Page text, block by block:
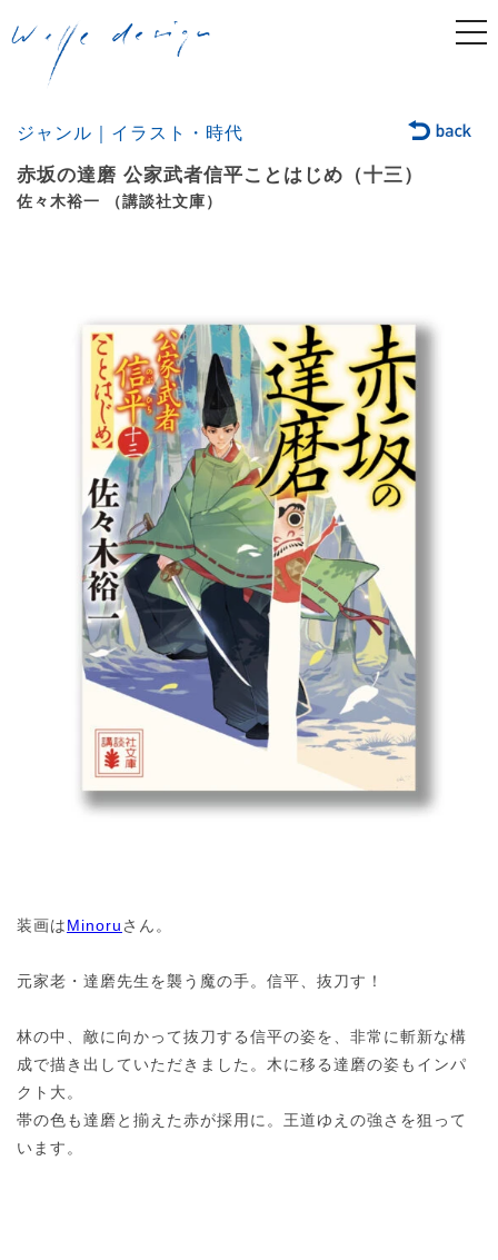
ジャンル｜イラスト・時代
赤坂の達磨 公家武者信平ことはじめ（十三）
佐々木裕一 （講談社文庫）
装画はMinoru さん。
元家老・達磨先生を襲う魔の手。信平、抜刀す！
林の中、敵に向かって抜刀する信平の姿を、非常に斬新な構
成で描き出していただきました。木に移る達磨の姿もインパ
クト大。
帯の色も達磨と揃えた赤が採用に。王道ゆえの強さを狙って
います。